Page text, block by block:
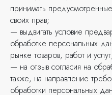
принимать
своих прав;
— выдвигать условие
обработке персональных
рынке товаров, работ и
— на отзыв согласия на
также, на направление
обработки персональных